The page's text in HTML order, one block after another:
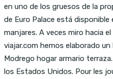
en uno de los gruesos de la
de Euro Palace está
manjares. A veces miro hacia
viajar.com hemos elaborado
Modrego hogar armario
los Estados Unidos. Pour les